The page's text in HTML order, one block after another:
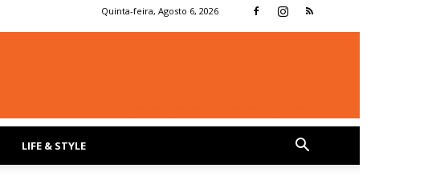
Quinta-feira, Agosto 6, 2026
LIFE & STYLE